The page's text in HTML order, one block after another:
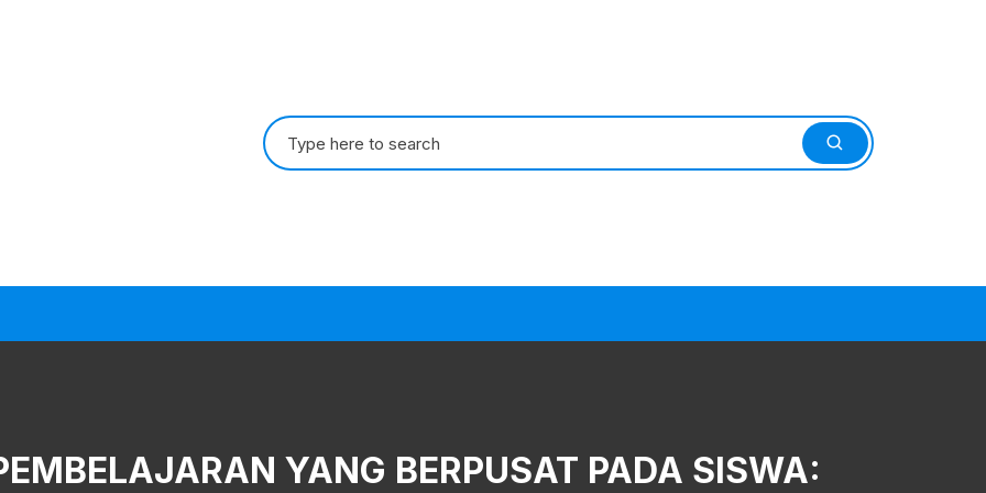
Search
for:
YANG BERPUSAT PADA SISWA: